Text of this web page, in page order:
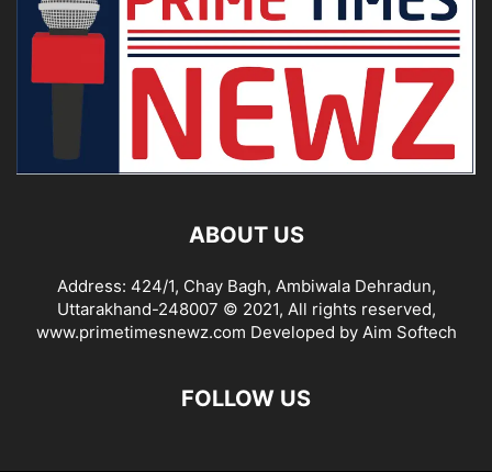
ABOUT US
Address: 424/1, Chay Bagh, Ambiwala Dehradun,
Uttarakhand-248007 © 2021, All rights reserved,
www.primetimesnewz.com Developed by Aim Softech
FOLLOW US